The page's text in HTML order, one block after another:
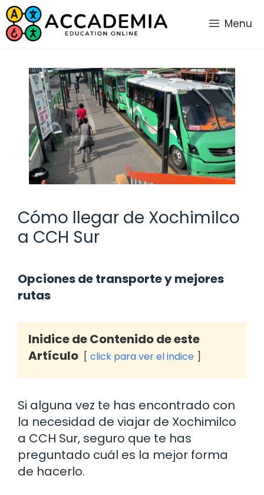
Saltar
al
contenido
Menu
Cómo llegar de Xochimilco
a CCH Sur
Opciones de transporte y mejores
rutas
Inidice de Contenido de este
Artículo
click para ver el indice
Si alguna vez te has encontrado con
la necesidad de viajar de Xochimilco
a CCH Sur, seguro que te has
preguntado cuál es la mejor forma
de hacerlo.